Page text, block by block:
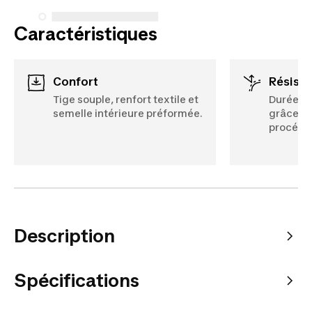
Caractéristiques
Confort
Tige souple, renfort textile et
semelle intérieure préformée.
Durée
grâce
Description
Spécifications